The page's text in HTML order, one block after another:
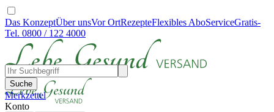
Das KonzeptÜber unsVor OrtRezepteFlexibles AboServiceGratis-
Tel. 0800 / 122 4000
Suche
Merkzettel
Konto